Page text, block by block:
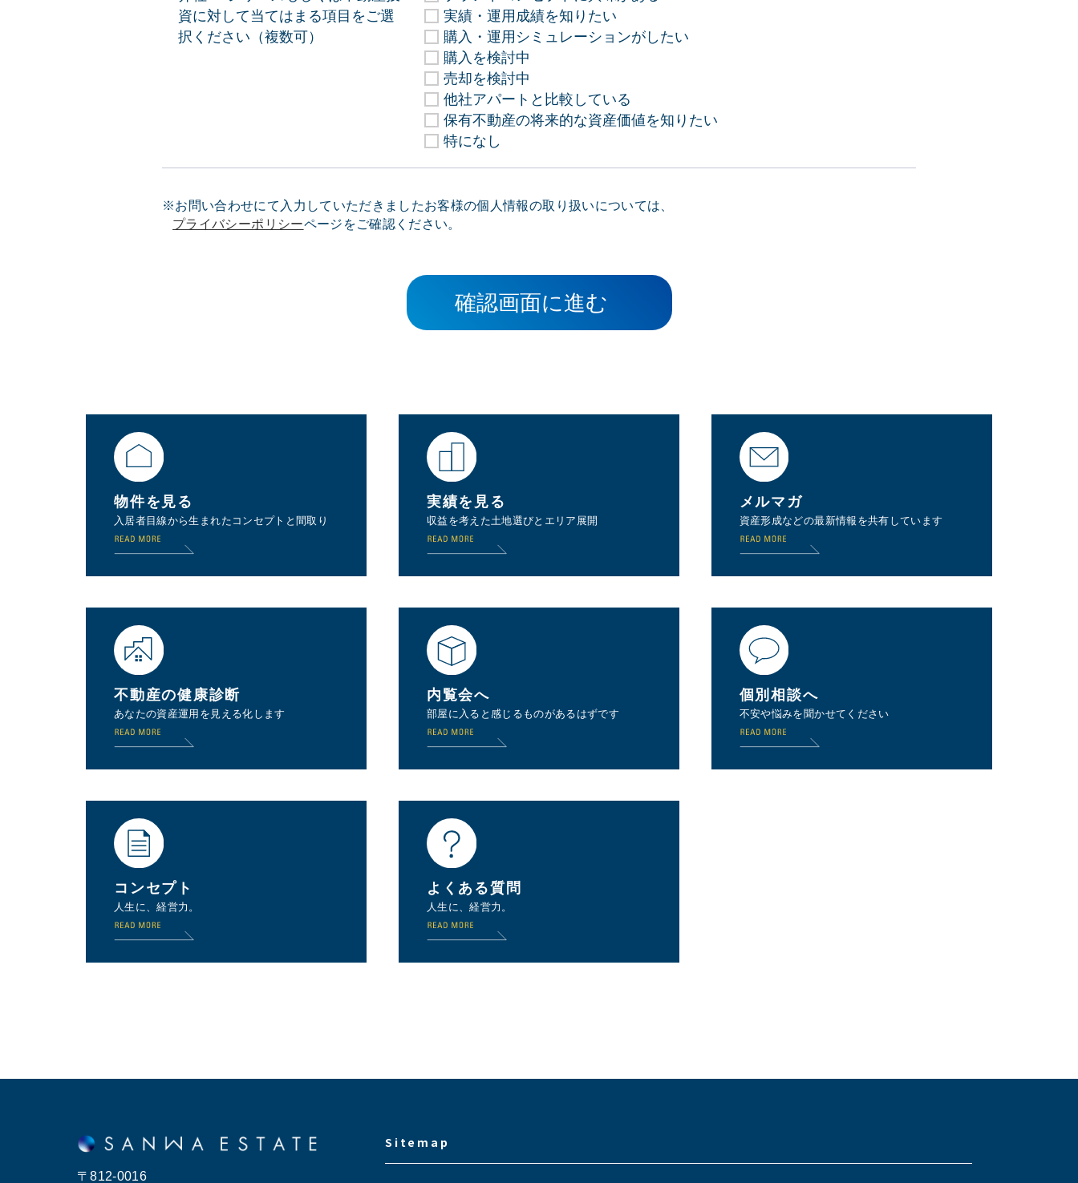
資に対して当てはまる項目をご選
択ください（複数可）
実績・運用成績を知りたい
購入・運用シミュレーションがしたい
購入を検討中
売却を検討中
他社アパートと比較している
保有不動産の将来的な資産価値を知りたい
特になし
※お問い合わせにて入力していただきましたお客様の個人情報の取り扱いについては、
プライバシーポリシーページをご確認ください。
確認画面に進む
物件を見る
入居者目線から生まれたコンセプトと間取り
実績を見る
収益を考えた土地選びとエリア展開
メルマガ
資産形成などの最新情報を共有しています
不動産の健康診断
あなたの資産運用を見える化します
内覧会へ
部屋に入ると感じるものがあるはずです
個別相談へ
不安や悩みを聞かせてください
コンセプト
人生に、経営力。
よくある質問
人生に、経営力。
〒812-0016
Sitemap